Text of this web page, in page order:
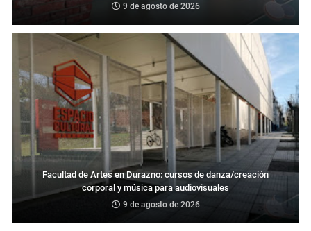
9 de agosto de 2026
Facultad de Artes en Durazno: cursos de danza/creación
corporal y música para audiovisuales
9 de agosto de 2026